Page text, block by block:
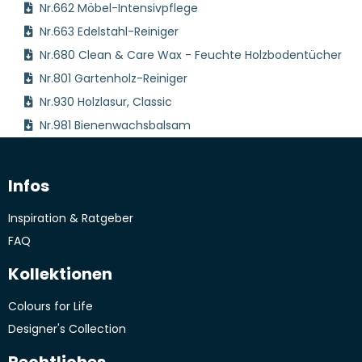
Nr.662 Möbel-Intensivpflege
Nr.663 Edelstahl-Reiniger
Nr.680 Clean & Care Wax - Feuchte Holzbodentücher
Nr.801 Gartenholz-Reiniger
Nr.930 Holzlasur, Classic
Nr.981 Bienenwachsbalsam
Infos
Inspiration & Ratgeber
FAQ
Kollektionen
Colours for Life
Designer's Collection